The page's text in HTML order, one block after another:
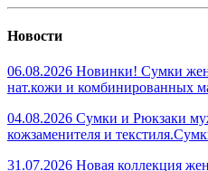
Новости
06.08.2026 Новинки! Сумки
нат.кожи и комбинированных
04.08.2026 Сумки и Рюкзаки
кожзаменителя и
31.07.2026 Новая коллекция